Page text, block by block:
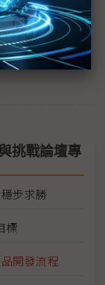
挑戰論壇專
步求勝
標
開發流程